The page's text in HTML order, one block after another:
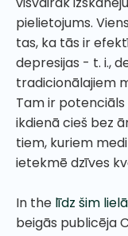
pielietojums.
tas, ka tās ir
depresijas - t. i.,
tradicionālajiem
Tam ir
ikdienā cieš bez
tiem, kuriem
ietekmē dzīves
In the līdz šim
beigās publicēja